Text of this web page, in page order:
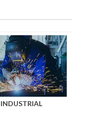
INDUSTRIAL